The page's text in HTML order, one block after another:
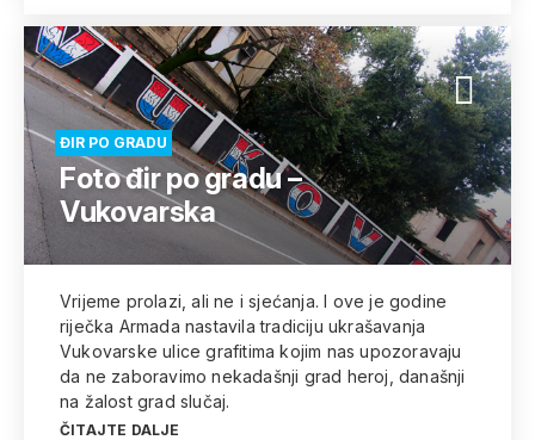
ĐIR PO GRADU
Foto đir po gradu –
Vukovarska
Vrijeme prolazi, ali ne i sjećanja. I ove je godine
riječka Armada nastavila tradiciju ukrašavanja
Vukovarske ulice grafitima kojim nas upozoravaju
da ne zaboravimo nekadašnji grad heroj, današnji
na žalost grad slučaj.
ČITAJTE DALJE